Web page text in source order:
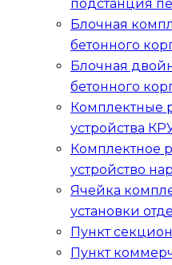
подстанция
Блочная
бетонного
Блочная
бетонного
Комплектные
устройства
Комплектное
устройство
Ячейка
установки
Пункт
Пункт